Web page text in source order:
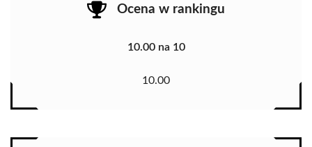
Ocena w rankingu
10.00 na 10
10.00